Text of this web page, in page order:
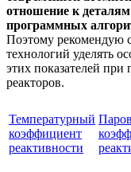
отношение к
программных
Поэтому рекомендую
технологий уделять
этих показателей при
реакторов.
Температурный
коэффициент
реактивности